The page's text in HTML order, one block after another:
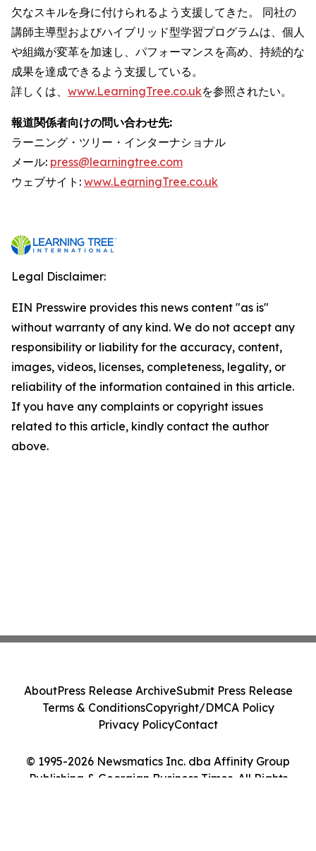
欠なスキルを身に付けられるよう支援してきた。 同社の
講師主導型およびハイブリッド型学習プログラムは、個人
や組織が変革を加速し、パフォーマンスを高め、持続的な
成果を達成できるよう支援している。
詳しくは、 www.LearningTree.co.ukを参照されたい。
報道関係者向けの問い合わせ先:
ラーニング・ツリー・インターナショナル
メール: press@learningtree.com
ウェブサイト: www.LearningTree.co.uk
Legal Disclaimer:
EIN Presswire provides this news content "as is"
without warranty of any kind. We do not accept any
responsibility or liability for the accuracy, content,
images, videos, licenses, completeness, legality, or
reliability of the information contained in this article.
If you have any complaints or copyright issues
related to this article, kindly contact the author
above.
© 1995-2026 Newsmatics Inc. dba Affinity Group
Publishing & Georgian Business Times. All Rights
AboutPress Release ArchiveSubmit Press Release
Terms & ConditionsCopyright/DMCA Policy
Privacy PolicyContact